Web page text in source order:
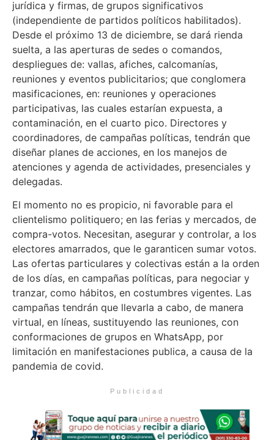
jurídica y firmas, de grupos significativos
(independiente de partidos políticos habilitados).
Desde el próximo 13 de diciembre, se dará rienda
suelta, a las aperturas de sedes o comandos,
despliegues de: vallas, afiches, calcomanías,
reuniones y eventos publicitarios; que conglomera
masificaciones, en: reuniones y operaciones
participativas, las cuales estarían expuesta, a
contaminación, en el cuarto pico. Directores y
coordinadores, de campañas políticas, tendrán que
diseñar planes de acciones, en los manejos de
atenciones y agenda de actividades, presenciales y
delegadas.
El momento no es propicio, ni favorable para el
clientelismo politiquero; en las ferias y mercados, de
compra-votos. Necesitan, asegurar y controlar, a los
electores amarrados, que le garanticen sumar votos.
Las ofertas particulares y colectivas están a la orden
de los días, en campañas políticas, para negociar y
tranzar, como hábitos, en costumbres vigentes. Las
campañas tendrán que llevarla a cabo, de manera
virtual, en líneas, sustituyendo las reuniones, con
conformaciones de grupos en WhatsApp, por
limitación en manifestaciones publica, a causa de la
pandemia de covid.
Publicidad